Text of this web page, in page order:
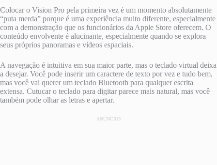
Colocar o Vision Pro pela primeira vez é um momento absolutamente
“puta merda” porque é uma experiência muito diferente, especialmente
com a demonstração que os funcionários da ‌Apple Store‌ oferecem. O
conteúdo envolvente é alucinante, especialmente quando se explora
seus próprios panoramas e vídeos espaciais.
A navegação é intuitiva em sua maior parte, mas o teclado virtual deixa
a desejar. Você pode inserir um caractere de texto por vez e tudo bem,
mas você vai querer um teclado Bluetooth para qualquer escrita
extensa. Cutucar o teclado para digitar parece mais natural, mas você
também pode olhar as letras e apertar.
ANÚNCIOS